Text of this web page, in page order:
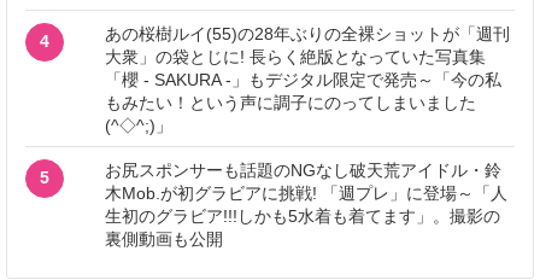
4
あの桜樹ルイ(55)の28年ぶりの全裸ショットが「週刊
大衆」の袋とじに! 長らく絶版となっていた写真集
「櫻 - SAKURA -」もデジタル限定で発売～「今の私
もみたい！という声に調子にのってしまいました
(^◇^;)」
5
お尻スポンサーも話題のNGなし破天荒アイドル・鈴
木Mob.が初グラビアに挑戦! 「週プレ」に登場～「人
生初のグラビア!!!しかも5水着も着てます」。撮影の
裏側動画も公開